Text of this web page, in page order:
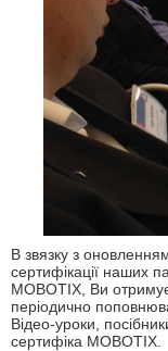
В звязку з
сертифікації наших
MOBOTIX, Ви
періодично
Відео-уроки,
сертифіка МОВОТІХ.